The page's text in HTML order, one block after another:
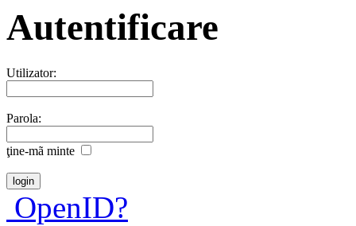
Autentificare
Utilizator:
Parola:
ţine-mã minte
OpenID?